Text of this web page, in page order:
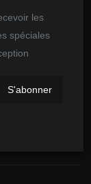
les
spéciales
S'abonner